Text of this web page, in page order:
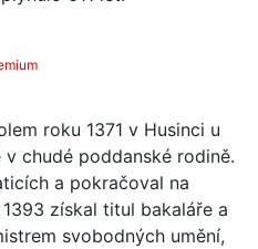
roku 1371 v Husinci u
chudé poddanské rodině.
a pokračoval na
získal titul bakaláře a
svobodných umění,